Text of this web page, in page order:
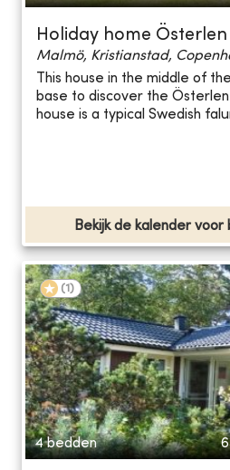
Holiday home Österlen
Malmö, Kristianstad,
This house in the middle of
base to discover the
house is a typical Swedish
Bekijk de kalender voor
(1 )
4 bedden